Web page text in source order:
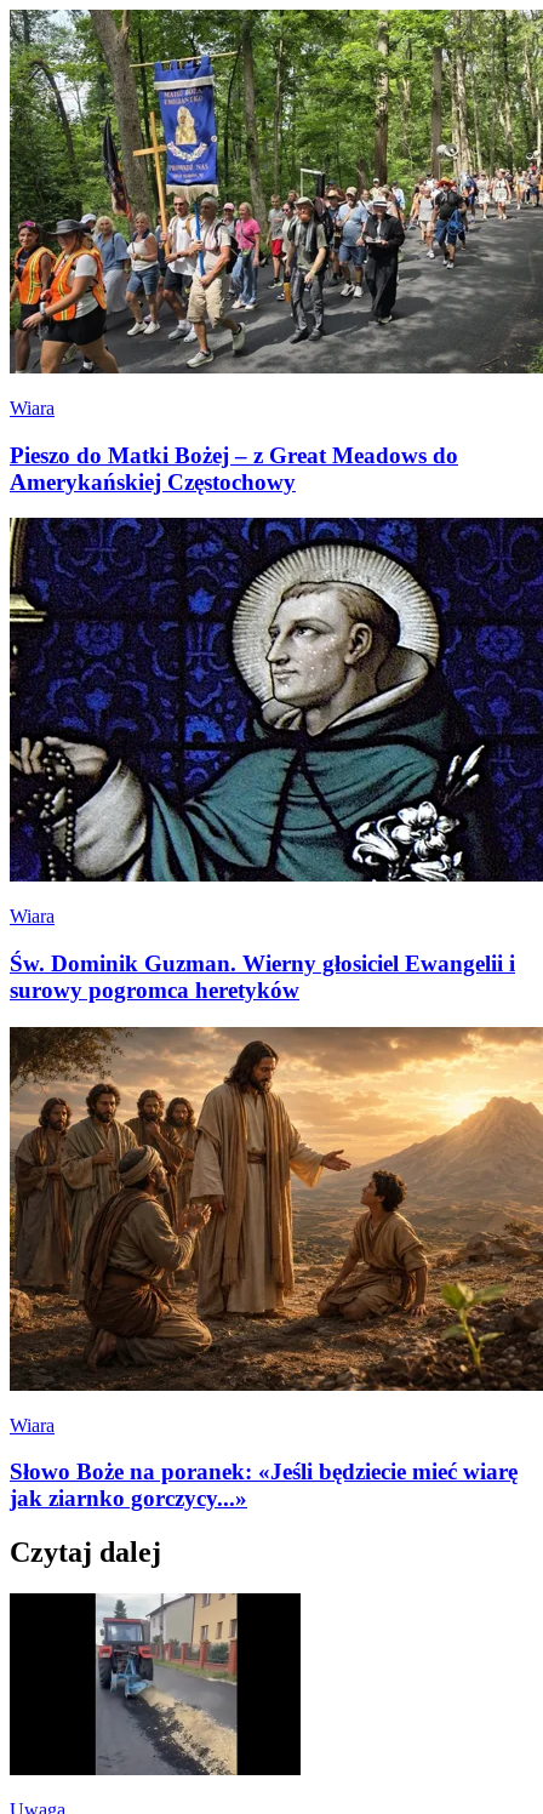
Wiara
Pieszo do Matki Bożej – z Great Meadows do
Amerykańskiej Częstochowy
Wiara
Św. Dominik Guzman. Wierny głosiciel Ewangelii i
surowy pogromca heretyków
Wiara
Słowo Boże na poranek: «Jeśli będziecie mieć wiarę
jak ziarnko gorczycy...»
Czytaj dalej